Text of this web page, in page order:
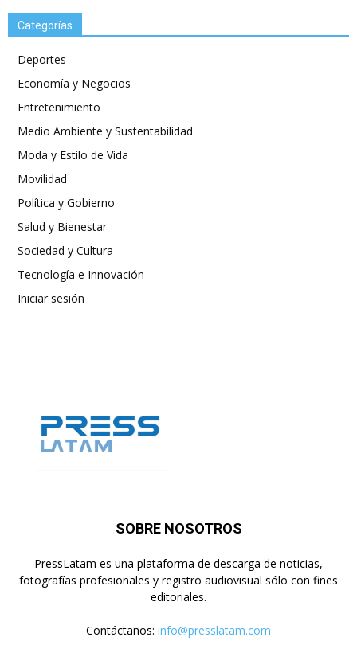
Categorías
Deportes
Economía y Negocios
Entretenimiento
Medio Ambiente y Sustentabilidad
Moda y Estilo de Vida
Movilidad
Política y Gobierno
Salud y Bienestar
Sociedad y Cultura
Tecnología e Innovación
Iniciar sesión
SOBRE NOSOTROS
PressLatam es una plataforma de descarga de noticias,
fotografías profesionales y registro audiovisual sólo con fines
editoriales.
Contáctanos: info@presslatam.com